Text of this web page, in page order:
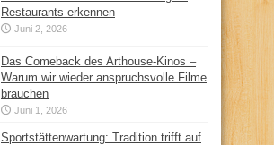
Restaurants erkennen
Juni 2, 2026
Das Comeback des Arthouse-Kinos –
Warum wir wieder anspruchsvolle Filme
brauchen
Juni 1, 2026
Sportstättenwartung: Tradition trifft auf